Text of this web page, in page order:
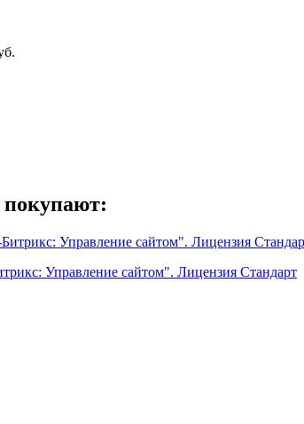
покупают:
Управление сайтом". Лицензия Стандарт